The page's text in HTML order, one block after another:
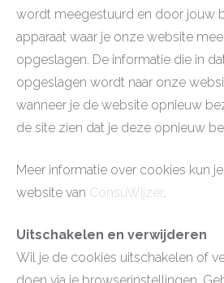
wordt meegestuurd en door jouw
apparaat waar je onze website
opgeslagen. De informatie die in
opgeslagen wordt naar onze
wanneer je de website opnieuw
de site zien dat je deze opnieuw
Meer informatie over cookies kun
website van ConsuWijzer.
Uitschakelen en verwijderen
Wil je de cookies uitschakelen of